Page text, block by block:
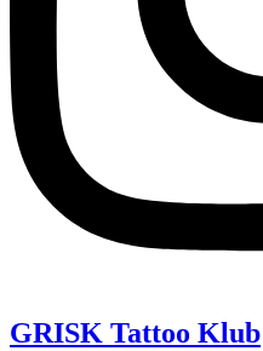
GRISK Tattoo Klub